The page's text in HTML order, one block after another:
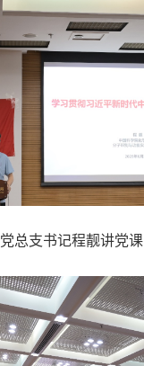
党总支书记程靓讲党课